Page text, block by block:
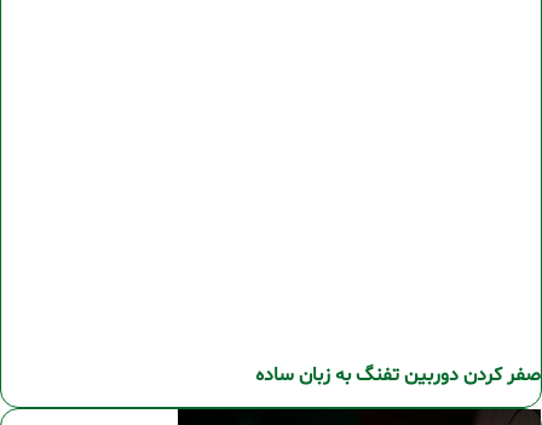
صفر کردن دوربین تفنگ به زبان ساده